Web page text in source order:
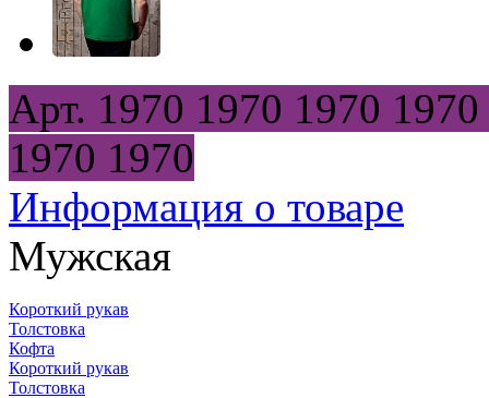
Арт. 1970 1970 1970 1970
1970 1970
Информация о товаре
Мужская
Короткий рукав
Толстовка
Кофта
Короткий рукав
Толстовка